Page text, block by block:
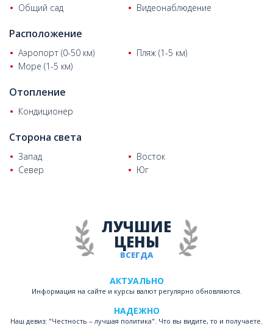
проекту и предлагаются в состоянии «под ключ».
Общий сад Видеонаблюдение
Расположение
Аэропорт (0-50 км)
Пляж (1-5 км)
Море (1-5 км)
Отопление
Кондиционер
Сторона света
Запад
Восток
Север
Юг
ВСЕГДА
ЛУЧШИЕ
ЦЕНЫ
АКТУАЛЬНО
Информация на сайте и курсы валют регулярно обновляются.
НАДЕЖНО
Наш девиз: "Честность – лучшая политика". Что вы видите, то и получаете.